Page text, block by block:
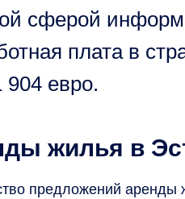
сферой
плата в
904 евро.
жилья в
предложений аренды